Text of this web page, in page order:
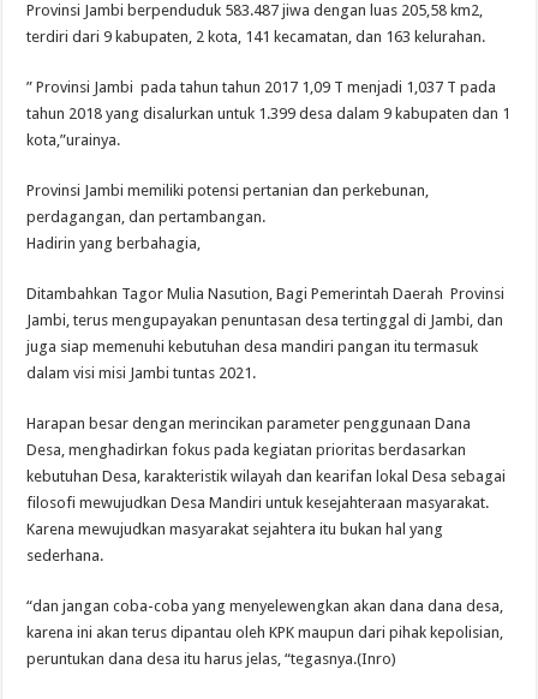
Provinsi Jambi berpenduduk 583.487 jiwa dengan luas 205,58 km2,
terdiri dari 9 kabupaten, 2 kota, 141 kecamatan, dan 163 kelurahan.
” Provinsi Jambi pada tahun tahun 2017 1,09 T menjadi 1,037 T pada
tahun 2018 yang disalurkan untuk 1.399 desa dalam 9 kabupaten dan 1
kota,”urainya.
Provinsi Jambi memiliki potensi pertanian dan perkebunan,
perdagangan, dan pertambangan.
Hadirin yang berbahagia,
Ditambahkan Tagor Mulia Nasution, Bagi Pemerintah Daerah Provinsi
Jambi, terus mengupayakan penuntasan desa tertinggal di Jambi, dan
juga siap memenuhi kebutuhan desa mandiri pangan itu termasuk
dalam visi misi Jambi tuntas 2021.
Harapan besar dengan merincikan parameter penggunaan Dana
Desa, menghadirkan fokus pada kegiatan prioritas berdasarkan
kebutuhan Desa, karakteristik wilayah dan kearifan lokal Desa sebagai
filosofi mewujudkan Desa Mandiri untuk kesejahteraan masyarakat.
Karena mewujudkan masyarakat sejahtera itu bukan hal yang
sederhana.
“dan jangan coba-coba yang menyelewengkan akan dana dana desa,
karena ini akan terus dipantau oleh KPK maupun dari pihak kepolisian,
peruntukan dana desa itu harus jelas, “tegasnya.(Inro)